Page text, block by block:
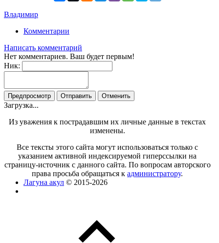
Владимир
Комментарии
Написать комментарий
Нет комментариев. Ваш будет первым!
Ник:
Загрузка...
Из уважения к пострадавшим их личные данные в текстах
изменены.
Все тексты этого сайта могут использоваться только с
указанием активной индексируемой гиперссылки на
страницу-источник с данного сайта. По вопросам авторского
права просьба обращаться кадминистратору.
Лагуна акул © 2015-2026